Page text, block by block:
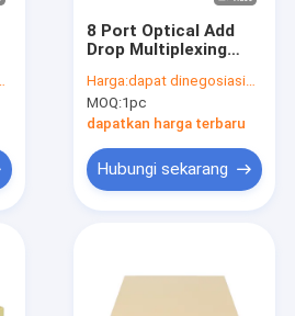
8 Port Optical Add
Drop Multiplexing
DWDM C21~C28 Plug
and Play
Harga:dapat dinegosiasikan
MOQ:1pc
dapatkan harga terbaru
Hubungi sekarang